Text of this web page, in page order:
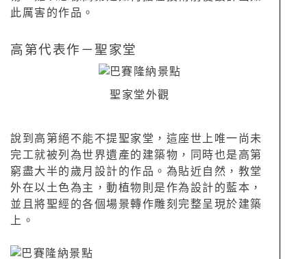
此厲害的作品。
高第代表作－ 聖家堂
聖家堂外觀
說到高第絕不能不提聖家堂，這座世上唯一尚未
完工就被列為世界遺產的建築物，同時也是高第
窮盡大半的歲月設計的作品。為貼近自然，教堂
外在以土色為主，動植物則是作為設計的藍本，
並且將聖經的各個場景轉作雕刻完整呈現於建築
上。